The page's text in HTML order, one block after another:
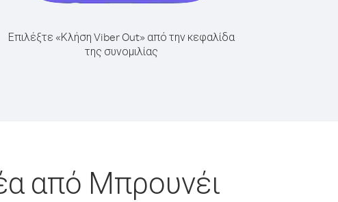
Επιλέξτε «Κλήση Viber Out» από την κεφαλίδα
της συνομιλίας
από Μπρουνέι